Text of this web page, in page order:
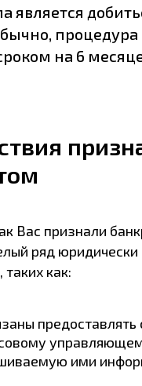
является
процедура
на 6
Вас признали
ряд
таких как:
предоставлять
ими